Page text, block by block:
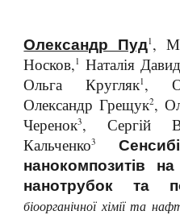
Олександр Пуд1 ,
Носков,1 Наталія
Ольга Кругляк1 ,
Олександр Грещук2,
Черенок3, Сергій
Кальченко3
нанокомпозитів
нанотрубок та
біоорганічної хімії та